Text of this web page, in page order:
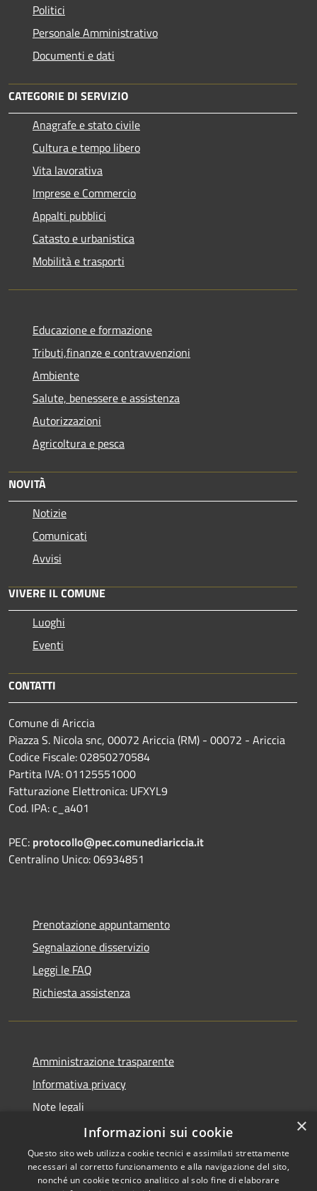
Politici
Personale Amministrativo
Documenti e dati
CATEGORIE DI SERVIZIO
Anagrafe e stato civile
Cultura e tempo libero
Vita lavorativa
Imprese e Commercio
Appalti pubblici
Catasto e urbanistica
Mobilità e trasporti
Educazione e formazione
Tributi,finanze e contravvenzioni
Ambiente
Salute, benessere e assistenza
Autorizzazioni
Agricoltura e pesca
NOVITÀ
Notizie
Comunicati
Avvisi
VIVERE IL COMUNE
Luoghi
Eventi
CONTATTI
Comune di Ariccia
Piazza S. Nicola snc, 00072 Ariccia (RM) - 00072 - Ariccia
Codice Fiscale: 02850270584
Partita IVA: 01125551000
Fatturazione Elettronica: UFXYL9
Cod. IPA: c_a401
PEC: protocollo@pec.comunediariccia.it
Centralino Unico: 06934851
Prenotazione appuntamento
Segnalazione disservizio
Leggi le FAQ
Richiesta assistenza
Amministrazione trasparente
Informativa privacy
Note legali
Dichiarazione di accessibilità
×
Informazioni sui cookie
Questo sito web utilizza cookie tecnici e assimilati strettamente
necessari al corretto funzionamento e alla navigazione del sito,
nonché un cookie tecnico analitico al solo fine di elaborare